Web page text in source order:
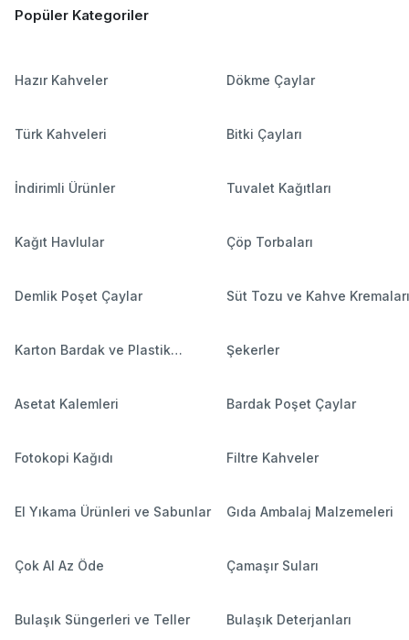
Popüler Kategoriler
Hazır Kahveler Dökme Çaylar
Türk Kahveleri Bitki Çayları
İndirimli Ürünler Tuvalet Kağıtları
Kağıt Havlular Çöp Torbaları
Demlik Poşet Çaylar Süt Tozu ve Kahve Kremaları
Karton Bardak ve Plastik
Şekerler
Asetat Kalemleri Bardak Poşet Çaylar
Fotokopi Kağıdı Filtre Kahveler
El Yıkama Ürünleri ve Sabunlar Gıda Ambalaj Malzemeleri
Çok Al Az Öde Çamaşır Suları
Bulaşık Süngerleri ve Teller Bulaşık Deterjanları